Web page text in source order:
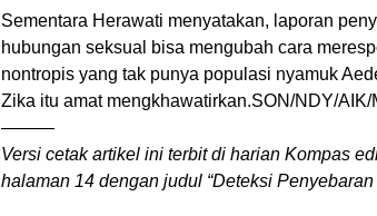
Sementara Herawati menyatakan, laporan
hubungan seksual bisa mengubah cara
nontropis yang tak punya populasi nyamuk
Zika itu amat mengkhawatirkan.SON/NDY/
———
Versi cetak artikel ini terbit di harian Kompas
halaman 14 dengan judul “Deteksi Penyebaran